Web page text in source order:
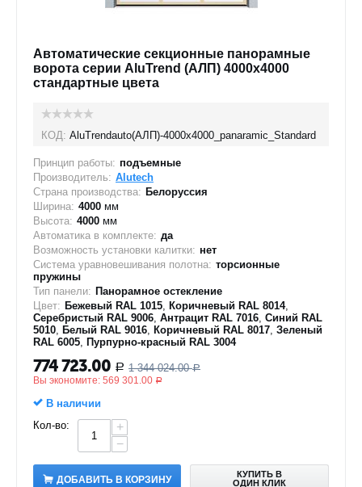
Автоматические секционные панорамные
ворота серии AluTrend (АЛП) 4000х4000
стандартные цвета
КОД: AluTrendauto(АЛП)-4000х4000_panaramic_Standard
Принцип работы: подъемные
Производитель: Alutech
Страна производства: Белоруссия
Ширина: 4000 мм
Высота: 4000 мм
Автоматика в комплекте: да
Возможность установки калитки: нет
Система уравновешивания полотна: торсионные
пружины
Тип панели: Панорамное остекление
Цвет: Бежевый RAL 1015, Коричневый RAL 8014,
Серебристый RAL 9006, Антрацит RAL 7016, Синий RAL
5010, Белый RAL 9016, Коричневый RAL 8017, Зеленый
RAL 6005, Пурпурно-красный RAL 3004
774 723.00 Р 1 344 024.00 Р
Вы экономите: 569 301.00 Р
В наличии
Кол-во:
+
−
ДОБАВИТЬ В КОРЗИНУ
КУПИТЬ В
ОДИН КЛИК